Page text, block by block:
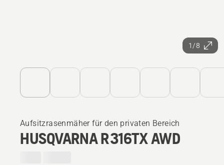
1/8
Aufsitzrasenmäher für den privaten Bereich
HUSQVARNA R 316TX AWD